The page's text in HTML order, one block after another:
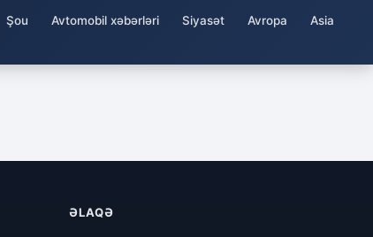
Şou Avtomobil xəbərləri Siyasət Avropa
Asia
ƏLAQƏ